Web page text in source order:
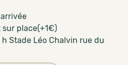
place(+1€)
Stade Léo Chalvin rue du